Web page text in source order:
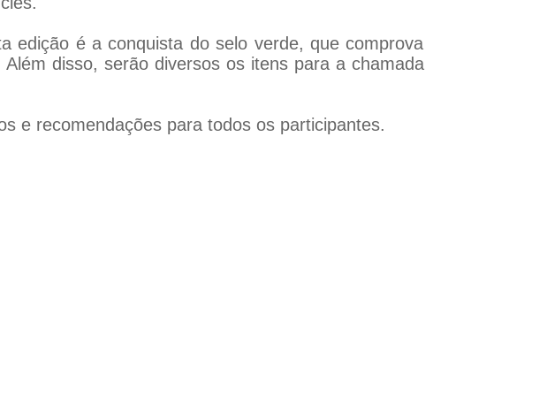
edição é a conquista do selo verde, que comprova
disso, serão diversos os itens para a chamada
e recomendações para todos os participantes.